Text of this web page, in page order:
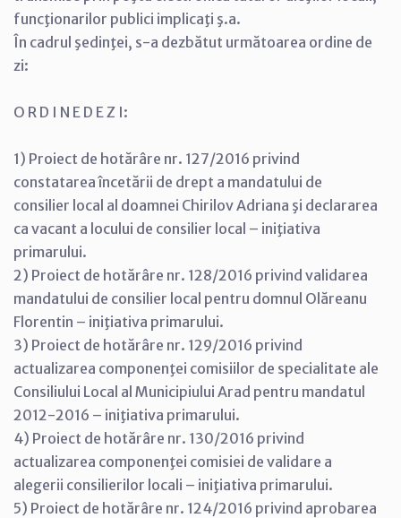
funcţionarilor publici implicaţi ş.a.
În cadrul şedinţei, s-a dezbătut următoarea ordine de
zi:
O R D I N E D E Z I:
1) Proiect de hotărâre nr. 127/2016 privind
constatarea încetării de drept a mandatului de
consilier local al doamnei Chirilov Adriana şi declararea
ca vacant a locului de consilier local – iniţiativa
primarului.
2) Proiect de hotărâre nr. 128/2016 privind validarea
mandatului de consilier local pentru domnul Olăreanu
Florentin – iniţiativa primarului.
3) Proiect de hotărâre nr. 129/2016 privind
actualizarea componenţei comisiilor de specialitate ale
Consiliului Local al Municipiului Arad pentru mandatul
2012-2016 – iniţiativa primarului.
4) Proiect de hotărâre nr. 130/2016 privind
actualizarea componenţei comisiei de validare a
alegerii consilierilor locali – iniţiativa primarului.
5) Proiect de hotărâre nr. 124/2016 privind aprobarea